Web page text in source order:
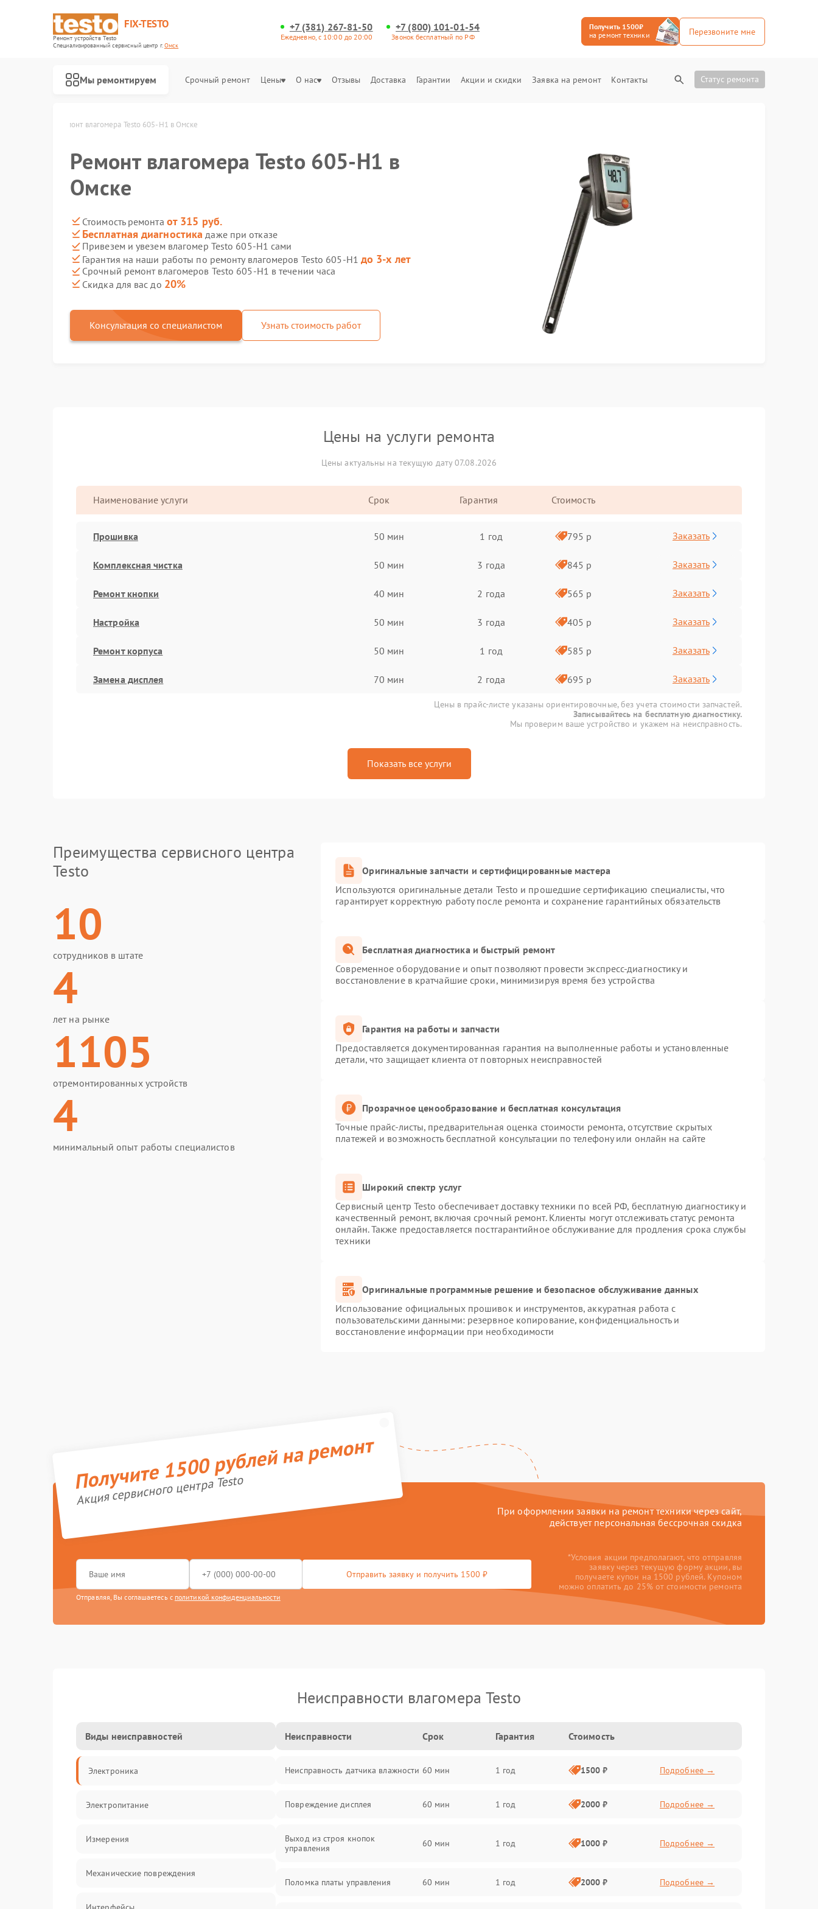
FIX-TESTO
Ремонт устройств Testo
Специализированный cервисный центр г.Омск
+7 (381) 267-81-50
Ежедневно, с 10:00 до 20:00
+7 (800) 101-01-54
Звонок бесплатный по РФ
Получить 1500₽
на ремонт техники
Перезвоните мне
Мы ремонтируем Срочный ремонт Цены О нас Отзывы Доставка Гарантии Акции и скидки Заявка на ремонт Контакты Статус ремонта
Ремонт влагомера Testo 605-H1 в Омске
Ремонт влагомера Testo 605-H1 в
Омске
Стоимость ремонта от 315 руб.
Бесплатная диагностика даже при отказе
Привезем и увезем влагомер Testo 605-H1 сами
Гарантия на наши работы по ремонту влагомеров Testo 605-H1 до 3-х лет
Срочный ремонт влагомеров Testo 605-H1 в течении часа
Скидка для вас до 20%
Консультация со специалистом Узнать стоимость работ
Цены на услуги ремонта
Цены актуальны на текущую дату 07.08.2026
Наименование услуги Срок Гарантия Стоимость
Прошивка 50 мин 1 год 795 р Заказать
Комплексная чистка 50 мин 3 года 845 р Заказать
Ремонт кнопки 40 мин 2 года 565 р Заказать
Настройка 50 мин 3 года 405 р Заказать
Ремонт корпуса 50 мин 1 год 585 р Заказать
Замена дисплея 70 мин 2 года 695 р Заказать
Цены в прайс-листе указаны ориентировочные, без учета стоимости запчастей.
Записывайтесь на бесплатную диагностику.
Мы проверим ваше устройство и укажем на неисправность.
Показать все услуги
Преимущества сервисного центра
Testo
10
сотрудников в штате
4
лет на рынке
1105
отремонтированных устройств
4
минимальный опыт работы специалистов
Оригинальные запчасти и сертифицированные мастера
Используются оригинальные детали Testo и прошедшие сертификацию специалисты, что
гарантирует корректную работу после ремонта и сохранение гарантийных обязательств
Бесплатная диагностика и быстрый ремонт
Современное оборудование и опыт позволяют провести экспресс-диагностику и
восстановление в кратчайшие сроки, минимизируя время без устройства
Гарантия на работы и запчасти
Предоставляется документированная гарантия на выполненные работы и установленные
детали, что защищает клиента от повторных неисправностей
Прозрачное ценообразование и бесплатная консультация
Точные прайс-листы, предварительная оценка стоимости ремонта, отсутствие скрытых
платежей и возможность бесплатной консультации по телефону или онлайн на сайте
Широкий спектр услуг
Сервисный центр Testo обеспечивает доставку техники по всей РФ, бесплатную диагностику и
качественный ремонт, включая срочный ремонт. Клиенты могут отслеживать статус ремонта
онлайн. Также предоставляется постгарантийное обслуживание для продления срока службы
техники
Оригинальные программные решение и безопасное обслуживание данных
Использование официальных прошивок и инструментов, аккуратная работа с
пользовательскими данными: резервное копирование, конфиденциальность и
восстановление информации при необходимости
Получите 1500 рублей на ремонт
Акция сервисного центра Testo
При оформлении заявки на ремонт техники через сайт,
действует персональная бессрочная скидка
Отправить заявку и получить 1500 ₽
Отправляя, Вы соглашаетесь с политикой конфиденциальности
*Условия акции предполагают, что отправляя
заявку через текущую форму акции, вы
получаете купон на 1500 рублей. Купоном
можно оплатить до 25% от стоимости ремонта
Неисправности влагомера Testo
Виды неисправностей
Электроника
Электропитание
Измерения
Механические повреждения
Неисправности Срок Гарантия Стоимость
Неисправность датчика влажности 60 мин 1 год 1500 ₽ Подробнее →
Повреждение дисплея 60 мин 1 год 2000 ₽ Подробнее →
Выход из строя кнопок
управления
60 мин 1 год 1000 ₽ Подробнее →
Поломка платы управления 60 мин 1 год 2000 ₽ Подробнее →